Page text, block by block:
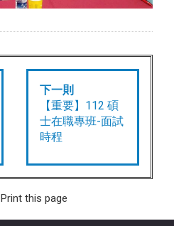
下一則
【重要】112 碩
士在職專班-面試
時程
Print this page